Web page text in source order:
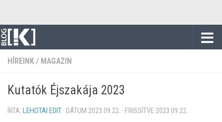
HÍREINK / MAGAZIN
Kutatók Éjszakája 2023
ÍRTA: LEHOTAI EDIT · DÁTUM 2023.09.22. · FRISSÍTVE 2023.09.22.